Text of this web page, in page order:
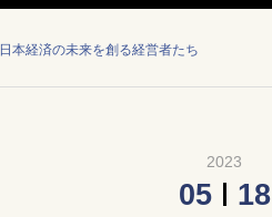
日本経済の未来を創る経営者たち
2023
05 18